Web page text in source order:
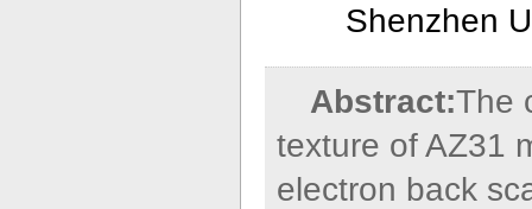
Shenzhen
Abstract:The
texture of AZ31
electron back